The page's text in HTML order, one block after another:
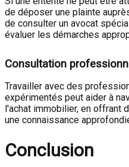
de déposer une plainte
de consulter un avocat
évaluer les démarches
Consultation
Travailler avec des
expérimentés peut aider à
l'achat immobilier, en offrant
une connaissance
Conclusion